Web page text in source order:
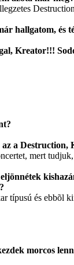
hallgatom,
Kreator!!!
a Destruction,
mert
típusú és ebbõl
morcos